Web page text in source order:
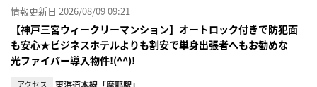
情報更新日 2026/08/09 09:21
【神戸三宮ウィークリーマンション】オートロック付きで防犯面
も安心★ビジネスホテルよりも割安で単身出張者へもお勧めな
光ファイバー導入物件!(^^)!
アクセス